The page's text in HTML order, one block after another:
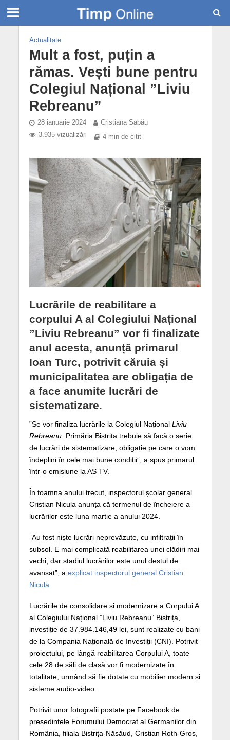
Actualitate
Mult a fost, puțin a
rămas. Vești bune pentru
Colegiul Național ”Liviu
Rebreanu”
28 ianuarie 2024
Cristiana Sabău
3.935 vizualizări
4 min de citit
Lucrările de reabilitare a
corpului A al Colegiului Național
”Liviu Rebreanu” vor fi finalizate
anul acesta, anunță primarul
Ioan Turc, potrivit căruia și
municipalitatea are obligația de
a face anumite lucrări de
sistematizare.
”Se vor finaliza lucrările la Colegiul Național Liviu
Rebreanu. Primăria Bistrița trebuie să facă o serie
de lucrări de sistematizare, obligație pe care o vom
îndeplini în cele mai bune condiții”, a spus primarul
într-o emisiune la AS TV.
În toamna anului trecut, inspectorul școlar general
Cristian Nicula anunța că termenul de încheiere a
lucrărilor este luna martie a anului 2024.
”Au fost niște lucrări neprevăzute, cu infiltrații în
subsol. E mai complicată reabilitarea unei clădiri mai
vechi, dar stadiul lucrărilor este unul destul de
avansat”, a explicat inspectorul general Cristian
Nicula.
Lucrările de consolidare și modernizare a Corpului A
al Colegiului Național ”Liviu Rebreanu” Bistrița,
investiție de 37.984.146,49 lei, sunt realizate cu bani
de la Compania Națională de Investiții (CNI). Potrivit
proiectului, pe lângă reabilitarea Corpului A, toate
cele 28 de săli de clasă vor fi modernizate în
totalitate, urmând să fie dotate cu mobilier modern și
sisteme audio-video.
Potrivit unor fotografii postate pe Facebook de
președintele Forumului Democrat al Germanilor din
România, filiala Bistrița-Năsăud, Cristian Roth-Gros,